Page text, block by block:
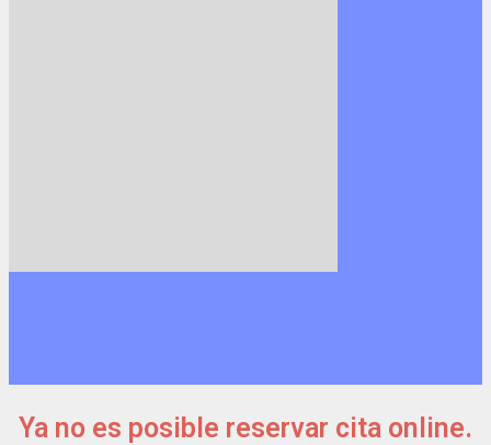
Ya no es posible reservar cita online.